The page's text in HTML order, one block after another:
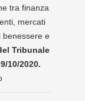
tra finanza
mercati
benessere e
Tribunale
10/2020.